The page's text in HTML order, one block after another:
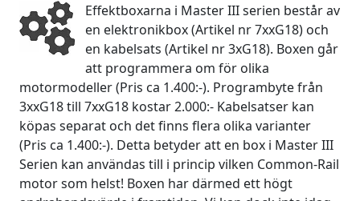
Effektboxarna i Master III serien består av
en elektronikbox (Artikel nr 7xxG18) och
en kabelsats (Artikel nr 3xG18). Boxen går
att programmera om för olika
motormodeller (Pris ca 1.400:-). Programbyte från
3xxG18 till 7xxG18 kostar 2.000:- Kabelsatser kan
köpas separat och det finns flera olika varianter
(Pris ca 1.400:-). Detta betyder att en box i Master III
Serien kan användas till i princip vilken Common-Rail
motor som helst! Boxen har därmed ett högt